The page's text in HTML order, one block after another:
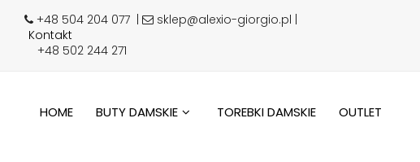
+48 504 204 077
sklep@alexio-giorgio.pl |
Kontakt
+48 502 244 271
HOME BUTY DAMSKIE TOREBKI DAMSKIE OUTLET